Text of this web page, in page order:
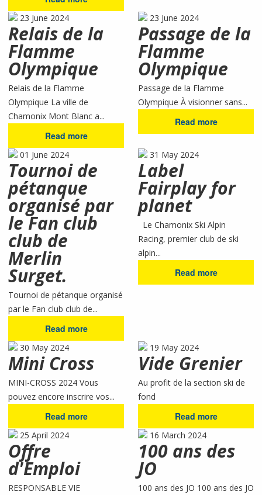
23 June 2024
Relais de la
Flamme
Olympique
Relais de la Flamme
Olympique La ville de
Chamonix Mont Blanc a...
Read more
23 June 2024
Passage de la
Flamme
Olympique
Passage de la Flamme
Olympique À visionner sans...
Read more
01 June 2024
Tournoi de
pétanque
organisé par
le Fan club
club de
Merlin
Surget.
Tournoi de pétanque organisé
par le Fan club club de...
Read more
31 May 2024
Label
Fairplay for
planet
Le Chamonix Ski Alpin
Racing, premier club de ski
alpin...
Read more
30 May 2024
Mini Cross
MINI-CROSS 2024 Vous
pouvez encore inscrire vos...
Read more
19 May 2024
Vide Grenier
Au profit de la section ski de
fond
Read more
25 April 2024
Offre
d'Emploi
RESPONSABLE VIE
16 March 2024
100 ans des
JO
100 ans des JO 100 ans des JO